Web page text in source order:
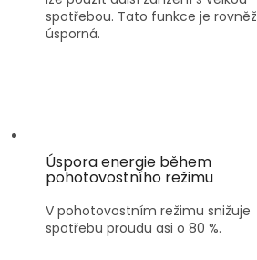
spotřebou. Tato funkce je rovněž
úsporná.
Úspora energie během
pohotovostního režimu
V pohotovostním režimu snižuje
spotřebu proudu asi o 80 %.